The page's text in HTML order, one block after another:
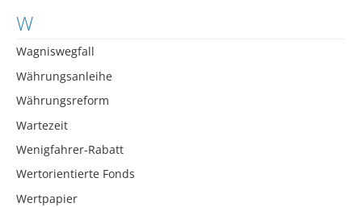
W
Wagniswegfall
Währungsanleihe
Währungsreform
Wartezeit
Wenigfahrer-Rabatt
Wertorientierte Fonds
Wertpapier